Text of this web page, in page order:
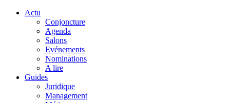
Actu
Conjoncture
Agenda
Salons
Evénements
Nominations
A lire
Guides
Juridique
Management